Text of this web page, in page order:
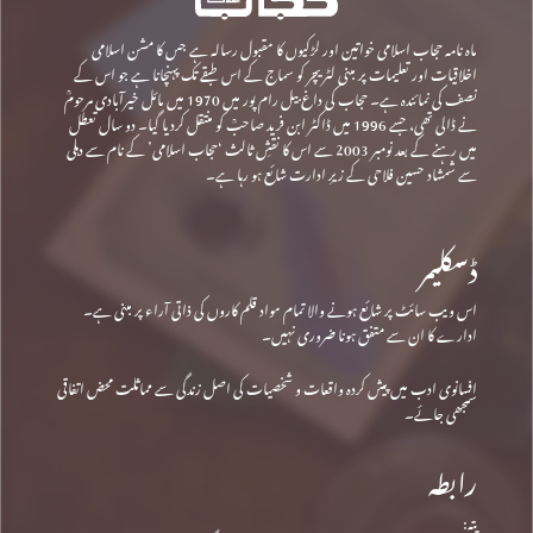
ماہ نامہ حجاب اسلامی خواتین اور لڑکیوں کا مقبول رسالہ ہے جس کا مشن اسلامی
اخلاقیات اور تعلیمات پر مبنی لٹریچر کو سماج کے اس طبقے تک پہنچانا ہے جو اس کے
نصف کی نمائندہ ہے۔ حجاب کی داغ بیل رام پور میں 1970 میں مائل خیرآبادی مرحومؒ
نے ڈالی تھی، جسے 1996 میں ڈاکٹر ابن فرید صاحبؒ کو منتقل کردیا گیا۔ دو سال تعطل
میں رہنے کے بعد نومبر 2003 سے اس کا نقشِ ثالث ‘حجاب اسلامی’ کے نام سے دہلی
سے شمشاد حسین فلاحی کے زیرِ ادارت شائع ہو رہا ہے۔
ڈسکلیمر
اس ویب سائٹ پر شائع ہونے والا تمام مواد قلم کاروں کی ذاتی آراء پر مبنی ہے۔
ادارے کا ان سے متفق ہونا ضروری نہیں۔
افسانوی ادب میں پیش کردہ واقعات و شخصیات کی اصل زندگی سے مماثلت محض اتفاقی
سمجھی جائے۔
رابطہ
پتہ: